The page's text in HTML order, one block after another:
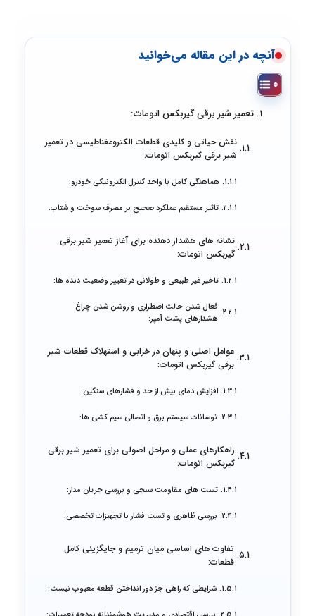
آنچه در این مقاله می‌خوانید
تعمیر شیر برقی گیربکس اتومات:
نقش حیاتی و کلیدی قطعات الکترومغناطیسی در تعمیر
شیر برقی گیربکس اتومات:
هماهنگی کامل با واحد کنترل الکترونیکی خودرو:
تاثیر مستقیم عملکرد صحیح بر مصرف سوخت و شتاب:
نشانه های هشدار دهنده برای آغاز تعمیر شیر برقی
گیربکس اتومات:
تاخیر غیر طبیعی و طولانی در تغییر وضعیت دنده ها:
فعال شدن حالت اضطراری و روشن شدن چراغ
هشدارهای پشت آمپر:
عوامل اصلی و پنهان در خرابی و استهلاک قطعات شیر
برقی گیربکس اتومات:
افزایش دمای بیش از حد و فشارهای سنگین:
نوسانات سیستم برق و اتصالی سیم کشی ها:
راهکارهای عملی و مراحل اصولی برای تعمیر شیر برقی
گیربکس اتومات:
تست های مقاومت سنجی و بررسی جریان مدار:
بررسی ظاهری و تست فشار با تجهیزات تخصصی:
تفاوت های اساسی میان ترمیم و جایگزینی کامل
قطعات:
شرایطی که راهی جز دور انداختن قطعه معیوب نیست: